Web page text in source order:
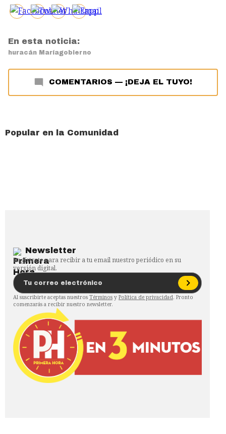
En esta noticia:
huracán Maríagobierno
COMENTARIOS — ¡DEJA EL TUYO!
Popular en la Comunidad
Newsletter
Regístrate para recibir a tu email nuestro periódico en su
versión digital.
Al suscribirte aceptas nuestros Términos y Política de privacidad. Pronto
comenzarás a recibir nuestro newsletter.